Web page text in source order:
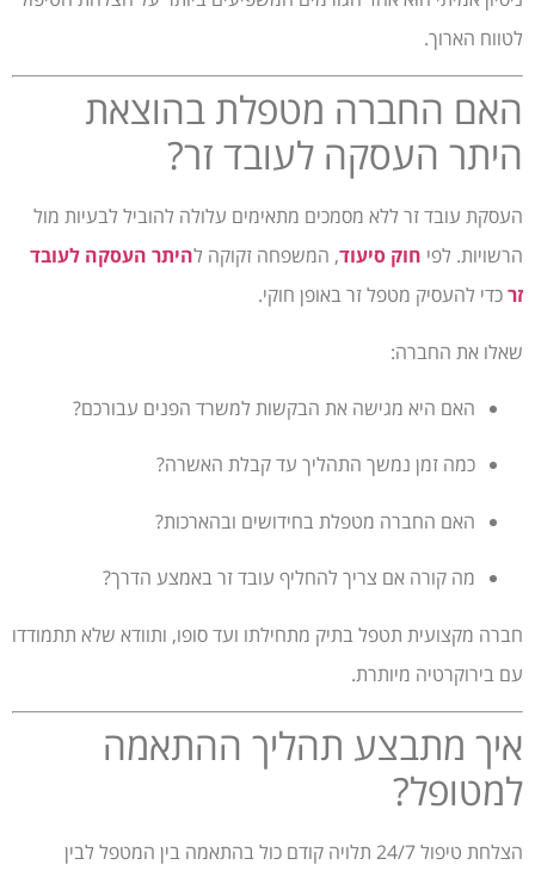
לטווח הארוך.
האם החברה מטפלת בהוצאת
היתר העסקה לעובד זר?
העסקת עובד זר ללא מסמכים מתאימים עלולה להוביל לבעיות מול
הרשויות. לפי חוק סיעוד, המשפחה זקוקה להיתר העסקה לעובד
זרכדי להעסיק מטפל זר באופן חוקי.
שאלו את החברה:
האם היא מגישה את הבקשות למשרד הפנים עבורכם?
כמה זמן נמשך התהליך עד קבלת האשרה?
האם החברה מטפלת בחידושים ובהארכות?
מה קורה אם צריך להחליף עובד זר באמצע הדרך?
חברה מקצועית תטפל בתיק מתחילתו ועד סופו, ותוודא שלא תתמודדו
עם בירוקרטיה מיותרת.
איך מתבצע תהליך ההתאמה
למטופל?
הצלחת טיפול 24/7 תלויה קודם כול בהתאמה בין המטפל לבין